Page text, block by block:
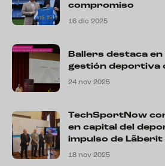
compromiso
16 dic 2025
Ballers destaca
gestión deportiva
24 nov 2025
TechSportNow
en capital del
impulso de Lãberit
18 nov 2025